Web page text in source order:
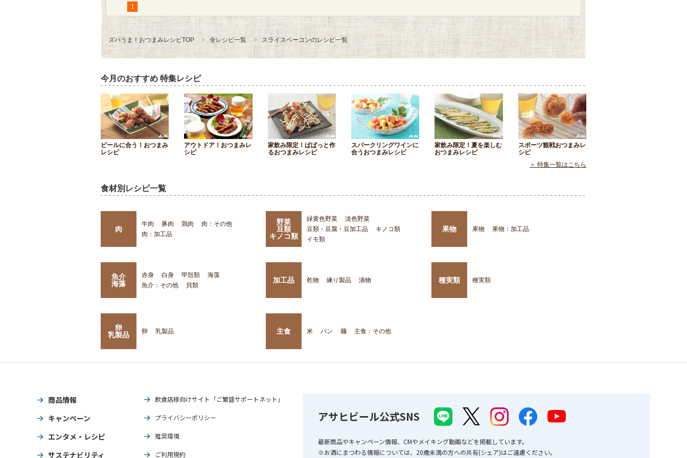
1
ズバうま！おつまみレシピTOP 全レシピ一覧 スライスベーコンのレシピ一覧
今月のおすすめ 特集レシピ
ビールに合う！おつまみ
レシピ
アウトドア！おつまみレ
シピ
家飲み限定！ぱぱっと作
るおつまみレシピ
スパークリングワインに
合うおつまみレシピ
家飲み限定！夏を楽しむ
おつまみレシピ
スポーツ観戦おつまみレ
シピ
＞ 特集一覧はこちら
食材別レシピ一覧
肉
牛肉 豚肉 鶏肉
肉：その他
肉：加工品
野菜
豆類
キノコ類
緑黄色野菜
淡色野菜
豆類・豆腐・豆加工品
キノコ類
イモ類
果物 果物 果物：加工品
魚介
海藻
赤身 白身 甲殻類
海藻
魚介：その他
貝類
加工品 乾物 練り製品 漬物 種実類 種実類
卵
乳製品
卵 乳製品 主食 米 パン 麺 主食：その他
商品情報
キャンペーン
エンタメ・レシピ
サステナビリティ
飲食店様向けサイト「ご繁盛サポートネット」
プライバシーポリシー
推奨環境
ご利用規約
アサヒビール公式SNS
最新商品やキャンペーン情報、CMやメイキング動画などを掲載しています。
※お酒にまつわる情報については、20歳未満の方への共有(シェア)はご遠慮ください。